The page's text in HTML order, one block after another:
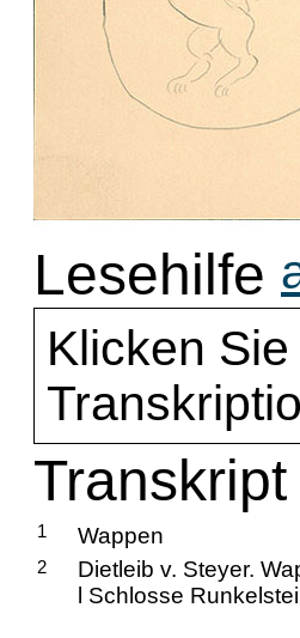
Lesehilfe
Klicken
1 Wappen
2
Dietleib v. Steyer.
l Schlosse